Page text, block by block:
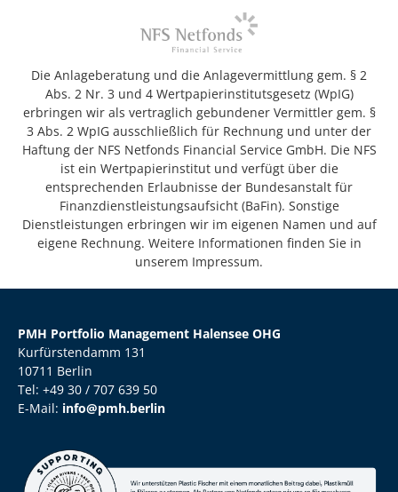
Die Anlageberatung und die Anlagevermittlung gem. § 2
Abs. 2 Nr. 3 und 4 Wertpapierinstitutsgesetz (WpIG)
erbringen wir als vertraglich gebundener Vermittler gem. §
3 Abs. 2 WpIG ausschließlich für Rechnung und unter der
Haftung der NFS Netfonds Financial Service GmbH. Die NFS
ist ein Wertpapierinstitut und verfügt über die
entsprechenden Erlaubnisse der Bundesanstalt für
Finanzdienstleistungsaufsicht (BaFin). Sonstige
Dienstleistungen erbringen wir im eigenen Namen und auf
eigene Rechnung. Weitere Informationen finden Sie in
unserem Impressum.
PMH Portfolio Management Halensee OHG
Kurfürstendamm 131
10711 Berlin
Tel: +49 30 / 707 639 50
E-Mail: info@pmh.berlin